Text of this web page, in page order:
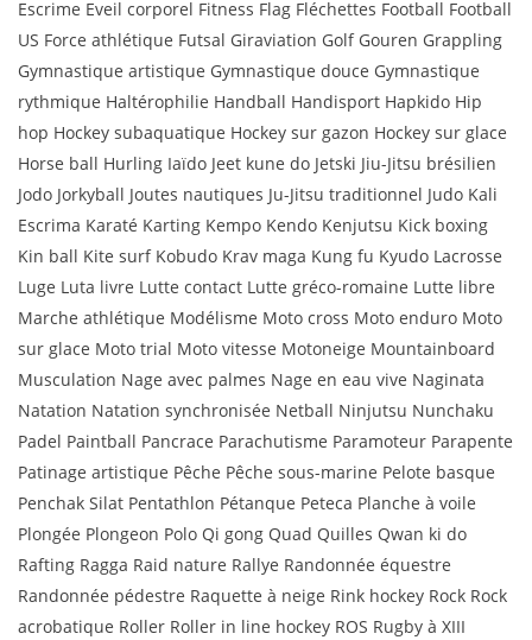
Escrime Eveil corporel Fitness Flag Fléchettes Football Football
US Force athlétique Futsal Giraviation Golf Gouren Grappling
Gymnastique artistique Gymnastique douce Gymnastique
rythmique Haltérophilie Handball Handisport Hapkido Hip
hop Hockey subaquatique Hockey sur gazon Hockey sur glace
Horse ball Hurling Iaïdo Jeet kune do Jetski Jiu-Jitsu brésilien
Jodo Jorkyball Joutes nautiques Ju-Jitsu traditionnel Judo Kali
Escrima Karaté Karting Kempo Kendo Kenjutsu Kick boxing
Kin ball Kite surf Kobudo Krav maga Kung fu Kyudo Lacrosse
Luge Luta livre Lutte contact Lutte gréco-romaine Lutte libre
Marche athlétique Modélisme Moto cross Moto enduro Moto
sur glace Moto trial Moto vitesse Motoneige Mountainboard
Musculation Nage avec palmes Nage en eau vive Naginata
Natation Natation synchronisée Netball Ninjutsu Nunchaku
Padel Paintball Pancrace Parachutisme Paramoteur Parapente
Patinage artistique Pêche Pêche sous-marine Pelote basque
Penchak Silat Pentathlon Pétanque Peteca Planche à voile
Plongée Plongeon Polo Qi gong Quad Quilles Qwan ki do
Rafting Ragga Raid nature Rallye Randonnée équestre
Randonnée pédestre Raquette à neige Rink hockey Rock Rock
acrobatique Roller Roller in line hockey ROS Rugby à XIII